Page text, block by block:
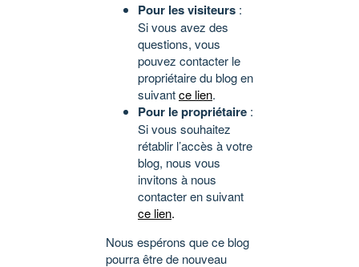
Pour les visiteurs :
Si vous avez des
questions, vous
pouvez contacter le
propriétaire du blog en
suivantce lien.
Pour le propriétaire :
Si vous souhaitez
rétablir l’accès à votre
blog, nous vous
invitons à nous
contacter en suivant
ce lien.
Nous espérons que ce blog
pourra être de nouveau